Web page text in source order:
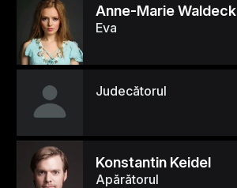
Anne-Marie Waldeck
Eva
Judecătorul
Konstantin Keidel
Apărătorul